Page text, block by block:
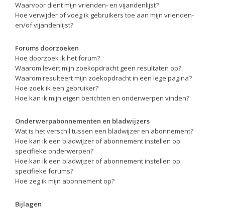
Waarvoor dient mijn vrienden- en vijandenlijst?
Hoe verwijder of voeg ik gebruikers toe aan mijn vrienden-
en/of vijandenlijst?
Forums doorzoeken
Hoe doorzoek ik het forum?
Waarom levert mijn zoekopdracht geen resultaten op?
Waarom resulteert mijn zoekopdracht in een lege pagina?
Hoe zoek ik een gebruiker?
Hoe kan ik mijn eigen berichten en onderwerpen vinden?
Onderwerpabonnementen en bladwijzers
Wat is het verschil tussen een bladwijzer en abonnement?
Hoe kan ik een bladwijzer of abonnement instellen op
specifieke onderwerpen?
Hoe kan ik een bladwijzer of abonnement instellen op
specifieke forums?
Hoe zeg ik mijn abonnement op?
Bijlagen